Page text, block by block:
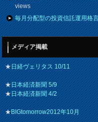
views
毎月分配型の投資信託運用格
メディア掲載
★日経ヴェリタス 10/11
★日本経済新聞 5/9
★日本経済新聞 4/2
★BIGtomorrow2012年10月